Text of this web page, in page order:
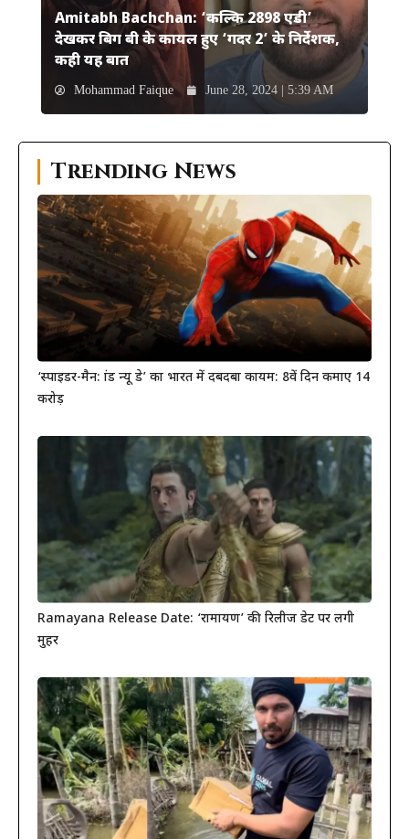
Amitabh Bachchan: ‘कल्कि 2898 एडी’
देखकर बिग बी के कायल हुए ‘गदर 2’ के निर्देशक,
कही यह बात
Mohammad Faique June 28, 2024 | 5:39 AM
Trending News
‘स्पाइडर-मैन: ब्रांड न्यू डे’ का भारत में दबदबा कायम: 8वें दिन कमाए 14
करोड़
Ramayana Release Date: ‘रामायण’ की रिलीज डेट पर लगी
मुहर